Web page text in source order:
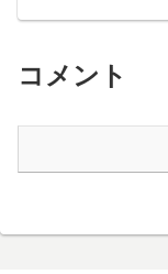
コメント